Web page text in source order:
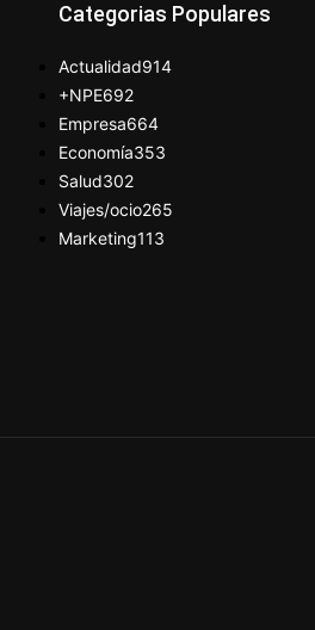
Categorias Populares
Actualidad914
+NPE692
Empresa664
Economía353
Salud302
Viajes/ocio265
Marketing113